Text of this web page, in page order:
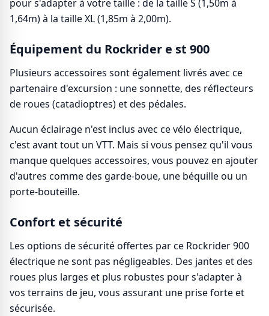
pour s'adapter à votre taille : de la taille S (1,50m à
1,64m) à la taille XL (1,85m à 2,00m).
Équipement du Rockrider e st 900
Plusieurs accessoires sont également livrés avec ce
partenaire d'excursion : une sonnette, des réflecteurs
de roues (catadioptres) et des pédales.
Aucun éclairage n'est inclus avec ce vélo électrique,
c'est avant tout un VTT. Mais si vous pensez qu'il vous
manque quelques accessoires, vous pouvez en ajouter
d'autres comme des garde-boue, une béquille ou un
porte-bouteille.
Confort et sécurité
Les options de sécurité offertes par ce Rockrider 900
électrique ne sont pas négligeables. Des jantes et des
roues plus larges et plus robustes pour s'adapter à
vos terrains de jeu, vous assurant une prise forte et
sécurisée.